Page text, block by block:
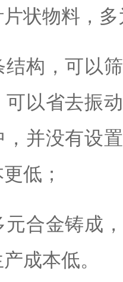
状物料，多
构，可以
以省去振
并没有设
低；
合金铸成
成本低。